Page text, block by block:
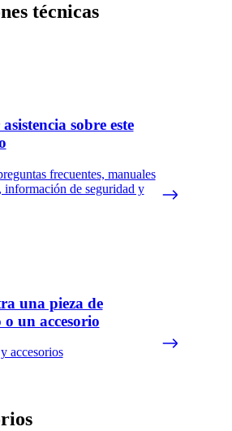
técnicas
sobre este
frecuentes, manuales
información de seguridad y
una pieza de
o un accesorio
accesorios